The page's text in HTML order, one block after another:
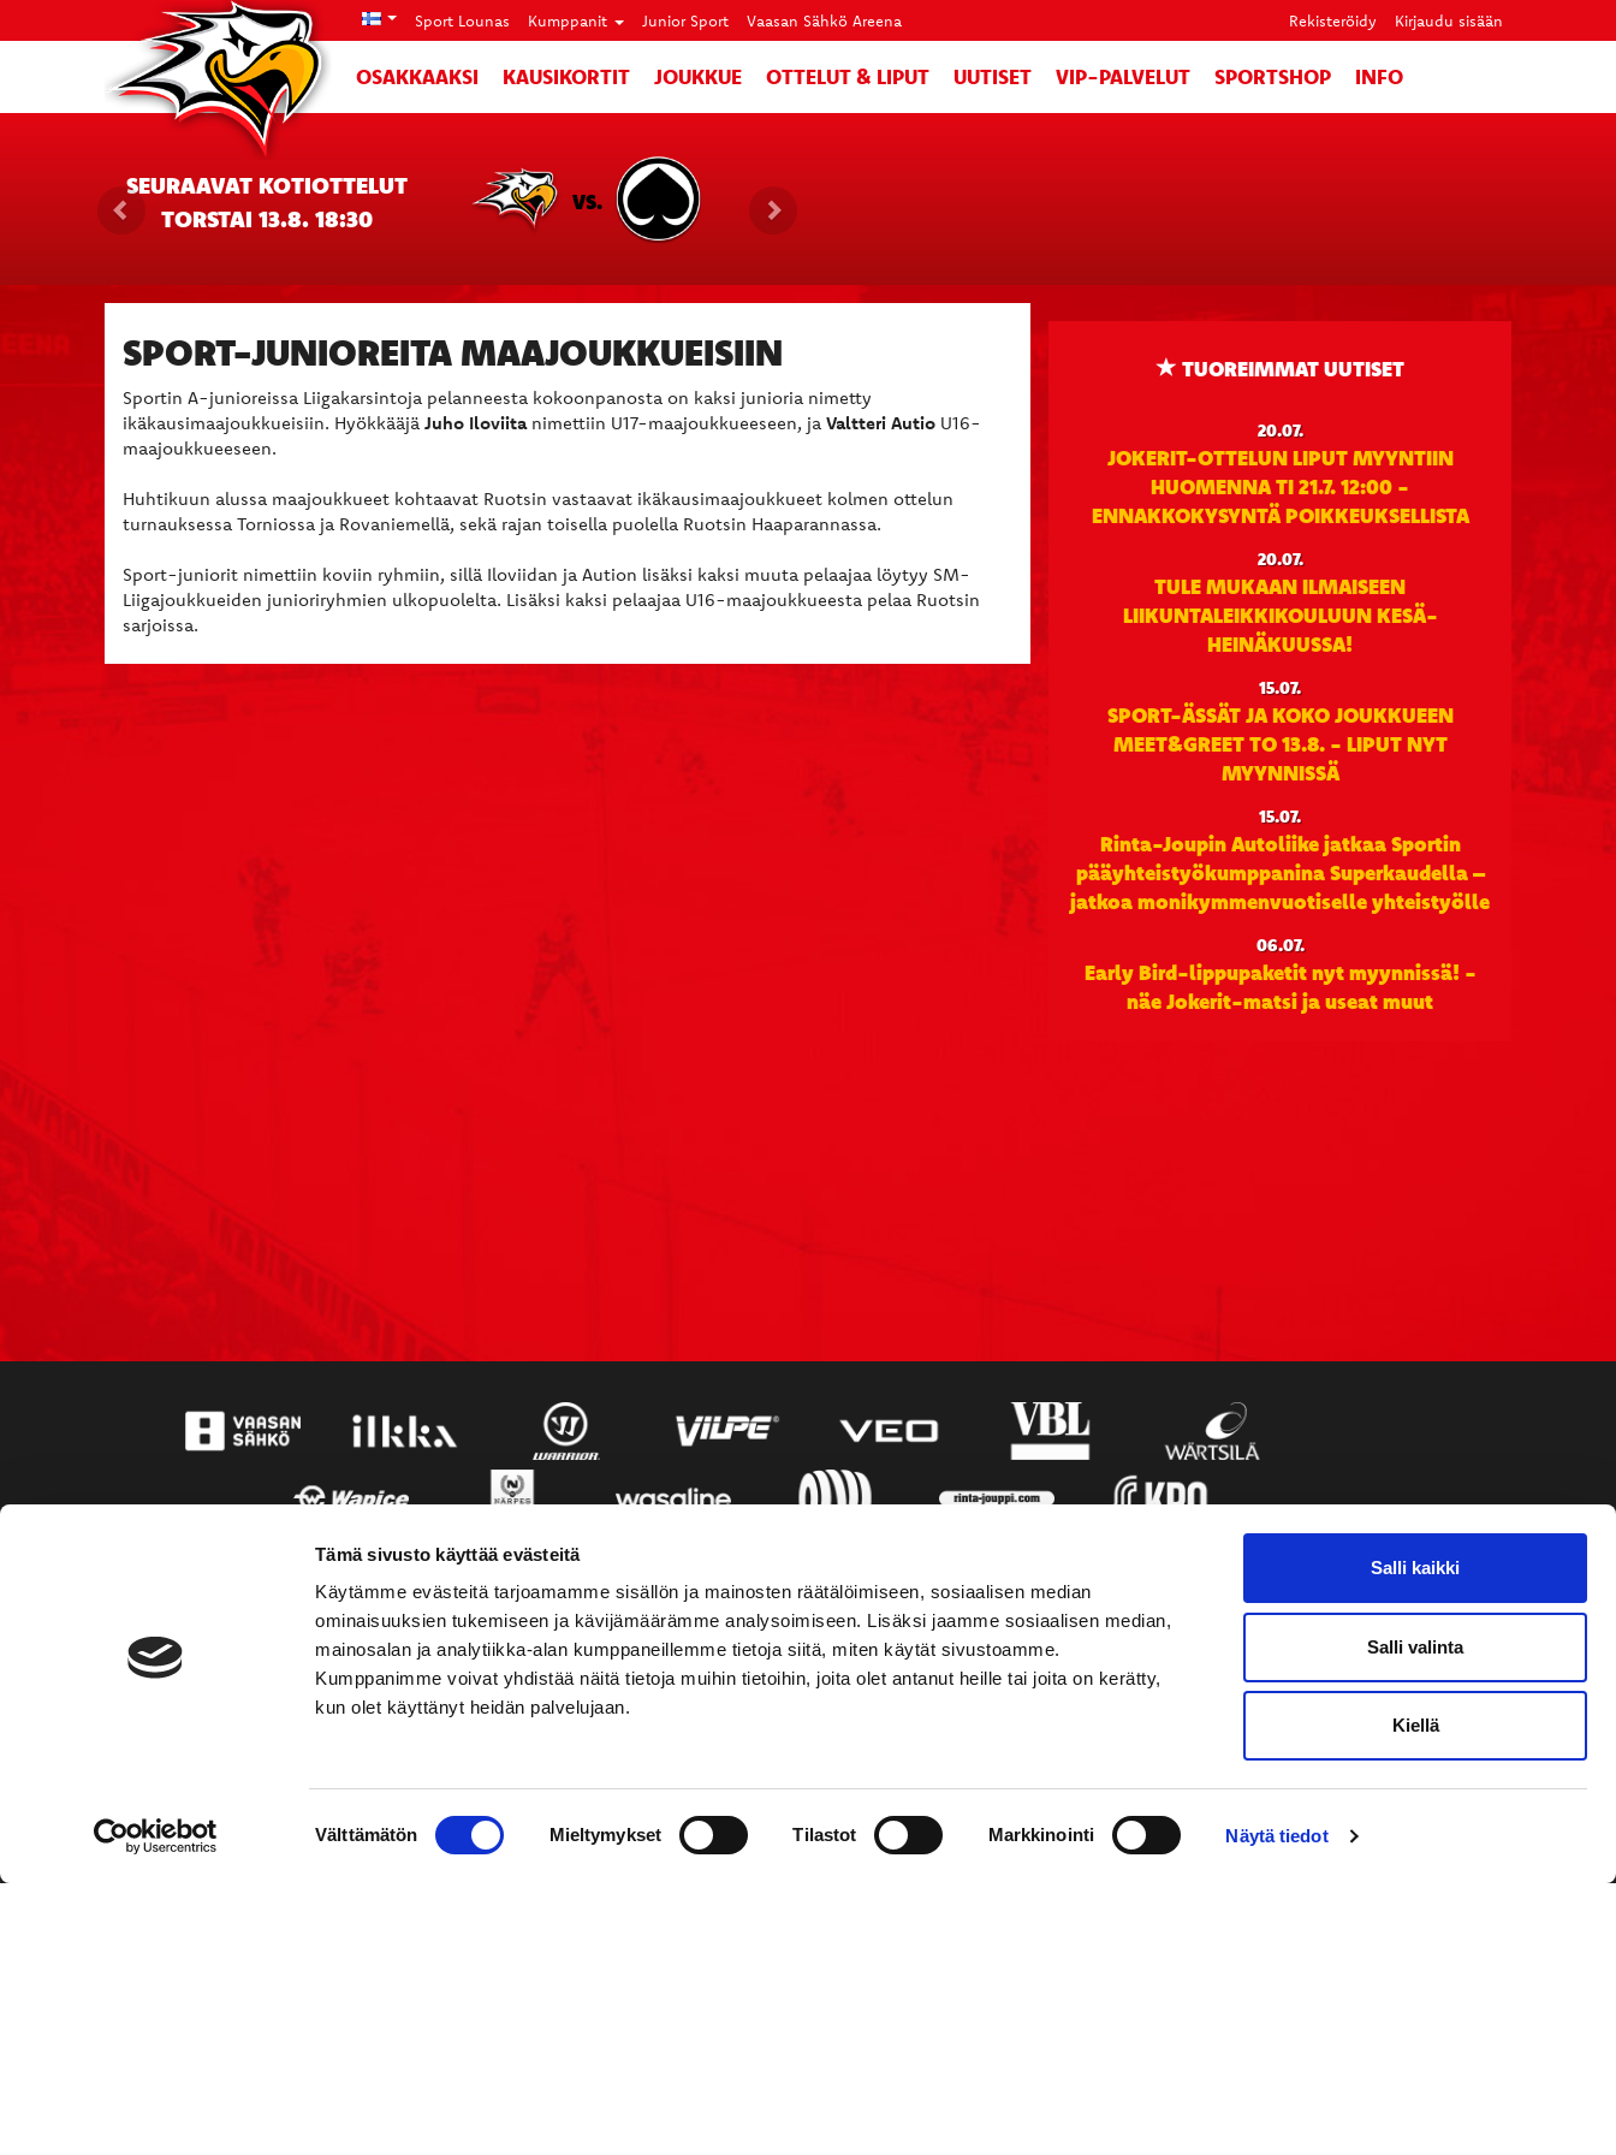
Tämä sivusto käyttää evästeitä
Käytämme evästeitä tarjoamamme sisällön ja mainosten räätälöimiseen, sosiaalisen median
ominaisuuksien tukemiseen ja kävijämäärämme analysoimiseen. Lisäksi jaamme sosiaalisen median,
mainosalan ja analytiikka-alan kumppaneillemme tietoja siitä, miten käytät sivustoamme.
Kumppanimme voivat yhdistää näitä tietoja muihin tietoihin, joita olet antanut heille tai joita on kerätty,
kun olet käyttänyt heidän palvelujaan.
Välttämätön Mieltymykset Tilastot Markkinointi Näytä tiedot
Salli kaikki
Salli valinta
Kiellä
Sport Lounas Kumppanit Junior Sport Vaasan Sähkö Areena Rekisteröidy Kirjaudu sisään
OSAKKAAKSI KAUSIKORTIT JOUKKUE OTTELUT & LIPUT UUTISET VIP-PALVELUT SPORTSHOP INFO
SEURAAVAT KOTIOTTELUT
TORSTAI 13.8. 18:30
VS.
SPORT-JUNIOREITA MAAJOUKKUEISIIN
Sportin A-junioreissa Liigakarsintoja pelanneesta kokoonpanosta on kaksi junioria nimetty
ikäkausimaajoukkueisiin. Hyökkääjä Juho Iloviitanimettiin U17-maajoukkueeseen, ja Valtteri Autio U16-
maajoukkueeseen.
Huhtikuun alussa maajoukkueet kohtaavat Ruotsin vastaavat ikäkausimaajoukkueet kolmen ottelun
turnauksessa Torniossa ja Rovaniemellä, sekä rajan toisella puolella Ruotsin Haaparannassa.
Sport-juniorit nimettiin koviin ryhmiin, sillä Iloviidan ja Aution lisäksi kaksi muuta pelaajaa löytyy SM-
Liigajoukkueiden junioriryhmien ulkopuolelta. Lisäksi kaksi pelaajaa U16-maajoukkueesta pelaa Ruotsin
sarjoissa.
TUOREIMMAT UUTISET
20.07.
JOKERIT-OTTELUN LIPUT MYYNTIIN
HUOMENNA TI 21.7. 12:00 -
ENNAKKOKYSYNTÄ POIKKEUKSELLISTA
20.07.
TULE MUKAAN ILMAISEEN
LIIKUNTALEIKKIKOULUUN KESÄ-
HEINÄKUUSSA!
15.07.
SPORT-ÄSSÄT JA KOKO JOUKKUEEN
MEET&GREET TO 13.8. - LIPUT NYT
MYYNNISSÄ
15.07.
Rinta-Joupin Autoliike jatkaa Sportin
pääyhteistyökumppanina Superkaudella –
jatkoa monikymmenvuotiselle yhteistyölle
06.07.
Early Bird-lippupaketit nyt myynnissä! -
näe Jokerit-matsi ja useat muut
Hockey-Team Vaasan Sport Oy
YHTEYSTIEDOT
Puh: 02 01 555 600
sportshop@vaasansport.fi
SOSIAALINEN MEDIA
facebook
VAASAN SPORT UUTISKIRJE